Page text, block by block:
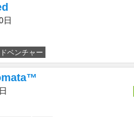
日
ベンチャー